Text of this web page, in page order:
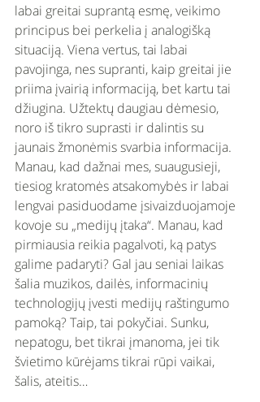
labai greitai suprantą esmę, veikimo
principus bei perkelia į analogišką
situaciją. Viena vertus, tai labai
pavojinga, nes supranti, kaip greitai jie
priima įvairią informaciją, bet kartu tai
džiugina. Užtektų daugiau dėmesio,
noro iš tikro suprasti ir dalintis su
jaunais žmonėmis svarbia informacija.
Manau, kad dažnai mes, suaugusieji,
tiesiog kratomės atsakomybės ir labai
lengvai pasiduodame įsivaizduojamoje
kovoje su „medijų įtaka“. Manau, kad
pirmiausia reikia pagalvoti, ką patys
galime padaryti? Gal jau seniai laikas
šalia muzikos, dailės, informacinių
technologijų įvesti medijų raštingumo
pamoką? Taip, tai pokyčiai. Sunku,
nepatogu, bet tikrai įmanoma, jei tik
švietimo kūrėjams tikrai rūpi vaikai,
šalis, ateitis…